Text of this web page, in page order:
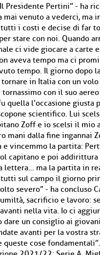
Presidente Pertini” - ha
mai venuto a vederci, ma
i costi e decise di far
stare con noi. Quando
ci vide giocare a carte
aveva tempo ma ci
tempo. Il giorno dopo
in Italia con un
con il suo aereo
quella l’occasione giusta
scientifico. Lui
Zoff e io scelsi il mio
mani dalla fine ingannai
e vincemmo la partita:
capitano e poi addirittura
lettera… ma la partita in
sul campo il giorno
severo” - ha concluso
sacrificio e lavoro:
nella vita. Io ci
un consiglio ai
avanti per la vostra
queste cose